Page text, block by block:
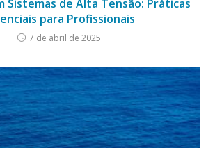
Sistemas de Alta Tensão: Práticas
para Profissionais
7 de abril de 2025